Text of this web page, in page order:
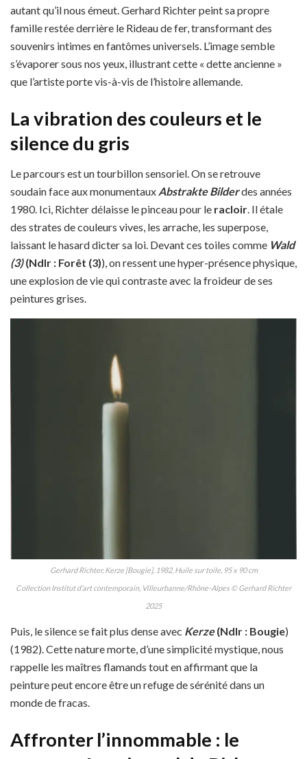
autant qu’il nous émeut. Gerhard Richter peint sa propre
famille restée derrière le Rideau de fer, transformant des
souvenirs intimes en fantômes universels. L’image semble
s’évaporer sous nos yeux, illustrant cette « dette ancienne »
que l’artiste porte vis-à-vis de l’histoire allemande.
La vibration des couleurs et le
silence du gris
Le parcours est un tourbillon sensoriel. On se retrouve
soudain face aux monumentaux Abstrakte Bilderdes années
1980. Ici, Richter délaisse le pinceau pour le racloir. Il étale
des strates de couleurs vives, les arrache, les superpose,
laissant le hasard dicter sa loi. Devant ces toiles comme Wald
(3)(Ndlr : Forêt (3)), on ressent une hyper-présence physique,
une explosion de vie qui contraste avec la froideur de ses
peintures grises.
Gerhard Richter, Kerze [Bougie], 1982, Huile sur toile, 95 x 90 cm
Collection Institut d’art contemporain, Villeurbanne/Rhône-Alpes © Gerhard Richter
2025
Puis, le silence se fait plus dense avec Kerze(Ndlr : Bougie)
(1982). Cette nature morte, d’une simplicité mystique, nous
rappelle les maîtres flamands tout en affirmant que la
peinture peut encore être un refuge de sérénité dans un
monde de fracas.
Affronter l’innommable : le